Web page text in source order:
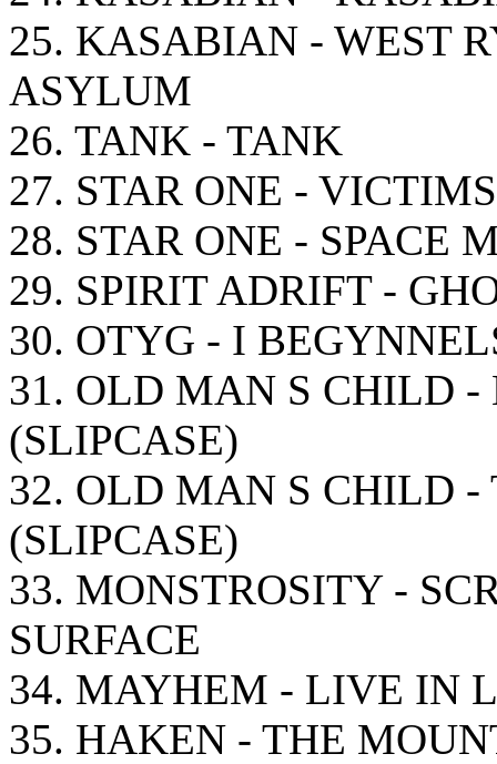
25. KASABIAN - WEST
ASYLUM
26. TANK - TANK
27. STAR ONE -
28. STAR ONE - SPACE
29. SPIRIT ADRIFT -
30. OTYG - I
31. OLD MAN S CHILD -
(SLIPCASE)
32. OLD MAN S CHILD -
(SLIPCASE)
33. MONSTROSITY -
SURFACE
34. MAYHEM - LIVE IN
35. HAKEN - THE